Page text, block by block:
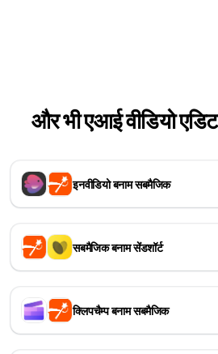
और भी एआई वीडियो
इनवीडियो बनाम सबमैजिक
सबमैजिक बनाम सेंडशॉर्ट
क्लिपचैम्प बनाम सबमैजिक